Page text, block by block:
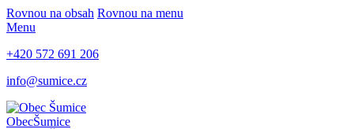
Rovnou na obsah Rovnou na menu
Menu
+420 572 691 206
info@sumice.cz
ObecŠumice